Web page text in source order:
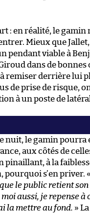
: en réalité, le
Mieux que
pendant viable à
dans de
remiser derrière lui
de prise de risque,
à un poste de
nuit, le gamin pourra
aux côtés de
à la
pourquoi s’en priver. «
le public retient
moi aussi, je repense à
la mettre au fond. »